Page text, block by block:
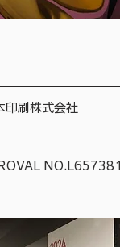
刷株式会社
NO.L657381